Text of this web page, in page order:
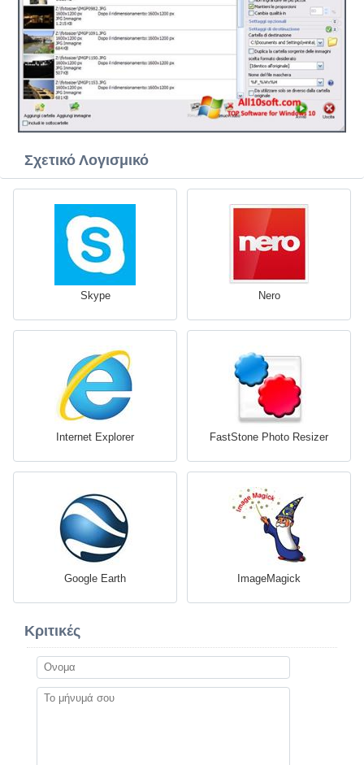
Σχετικό Λογισμικό
Skype Nero
Internet Explorer FastStone Photo Resizer
Google Earth ImageMagick
Κριτικές